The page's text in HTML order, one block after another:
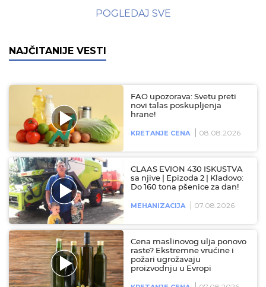
POGLEDAJ SVE
NAJČITANIJE VESTI
FAO upozorava: Svetu preti
novi talas poskupljenja
hrane!
KRETANJE CENA 08.08.2026
CLAAS EVION 430 ISKUSTVA
sa njive | Epizoda 2 | Kladovo:
Do 160 tona pšenice za dan!
MEHANIZACIJA 07.08.2026
Cena maslinovog ulja ponovo
raste? Ekstremne vrućine i
požari ugrožavaju
proizvodnju u Evropi